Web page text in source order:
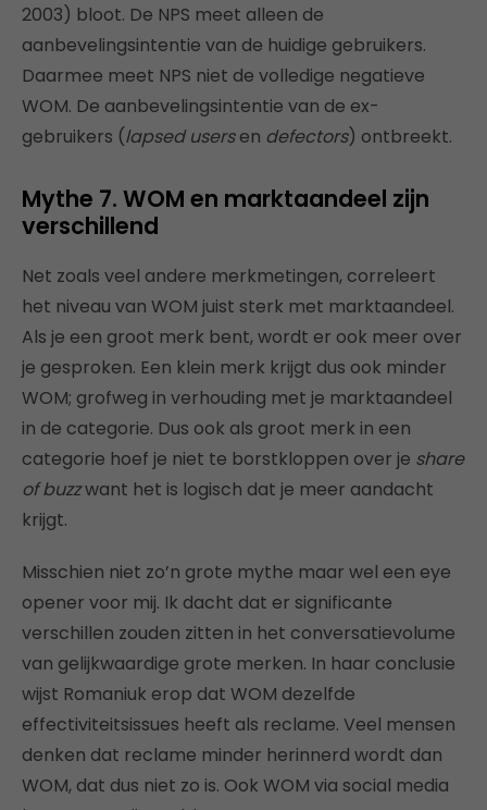
2003) bloot. De NPS meet alleen de
aanbevelingsintentie van de huidige gebruikers.
Daarmee meet NPS niet de volledige negatieve
WOM. De aanbevelingsintentie van de ex-
gebruikers (lapsed usersen defectors) ontbreekt.
Mythe 7. WOM en marktaandeel zijn
verschillend
Net zoals veel andere merkmetingen, correleert
het niveau van WOM juist sterk met marktaandeel.
Als je een groot merk bent, wordt er ook meer over
je gesproken. Een klein merk krijgt dus ook minder
WOM; grofweg in verhouding met je marktaandeel
in de categorie. Dus ook als groot merk in een
categorie hoef je niet te borstkloppen over je share
of buzzwant het is logisch dat je meer aandacht
krijgt.
Misschien niet zo’n grote mythe maar wel een eye
opener voor mij. Ik dacht dat er significante
verschillen zouden zitten in het conversatievolume
van gelijkwaardige grote merken. In haar conclusie
wijst Romaniuk erop dat WOM dezelfde
effectiviteitsissues heeft als reclame. Veel mensen
denken dat reclame minder herinnerd wordt dan
WOM, dat dus niet zo is. Ook WOM via social media